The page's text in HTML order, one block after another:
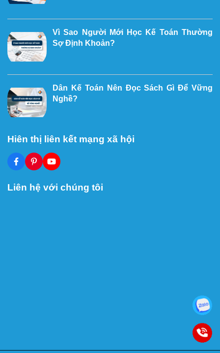
Vì Sao Người Mới Học Kế Toán Thường
Sợ Định Khoản?
Dân Kế Toán Nên Đọc Sách Gì Để Vững
Nghề?
Hiên thị liên kết mạng xã hội
Liên hệ với chúng tôi